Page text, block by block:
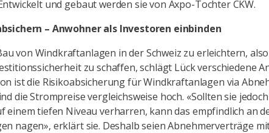
und gebaut werden sie von Axpo-Tochter CKW.
– Anwohner als Investoren einbinden
von Windkraftanlagen in der Schweiz zu erleichtern,
zu schaffen, schlägt Lück verschiedene
ist die Risikoabsicherung für Windkraftanlagen via
die Strompreise vergleichsweise hoch. «Sollten sie
einem tiefen Niveau verharren, kann das empfindlich an
nagen», erklärt sie. Deshalb seien Abnehmerverträge